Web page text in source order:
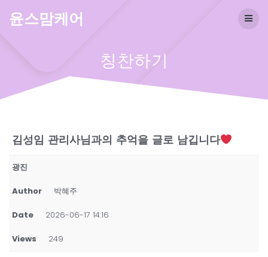
윤스맘케어
칭찬하기
김성임 관리사님과의 추억을 글로 남깁니다
광진
Author 박혜주
Date 2026-06-17 14:16
Views 249